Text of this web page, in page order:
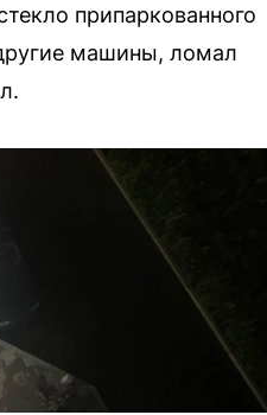
припаркованного
машины, ломал